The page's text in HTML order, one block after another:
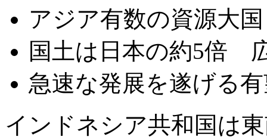
アジア有数の資源大国
国土は日本の約5倍
急速な発展を遂げる
インドネシア共和国は